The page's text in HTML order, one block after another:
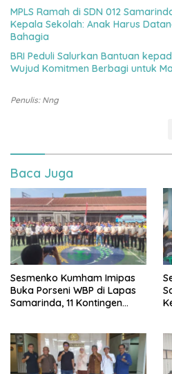
MPLS Ramah di SDN 012
Kepala Sekolah: Anak Harus
Bahagia
BRI Peduli Salurkan Bantuan
Wujud Komitmen Berbagi untuk
Penulis: Nng
Baca Juga
Sesmenko Kumham Imipas
Buka Porseni WBP di Lapas
Samarinda, 11 Kontingen